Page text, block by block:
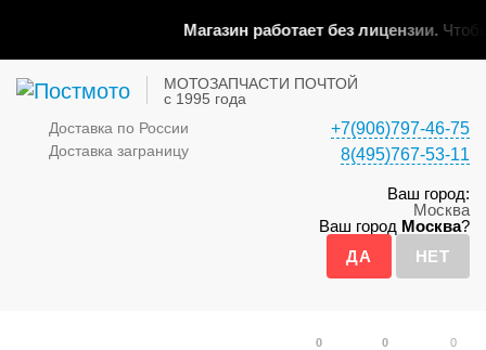
Магазин работает без лицензии.Чтобы
МОТОЗАПЧАСТИ ПОЧТОЙ
с 1995 года
Доставка по России
Доставка заграницу
+7(906)797-46-75
8(495)767-53-11
Ваш город:
Москва
Ваш город Москва?
0
0 0